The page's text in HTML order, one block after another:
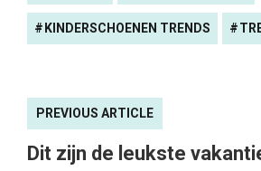
KINDERSCHOENEN TRENDS
PREVIOUS ARTICLE
Dit zijn de leukste